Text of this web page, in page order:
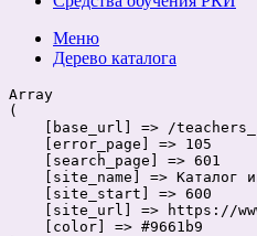
Меню
Дерево каталога
Array
(
[base_url] => /
    [error_page] => 105
    [search_page] => 601
[site_name] => Каталог
    [site_start] => 600
[site_url] => https://
    [color] => #9661b9